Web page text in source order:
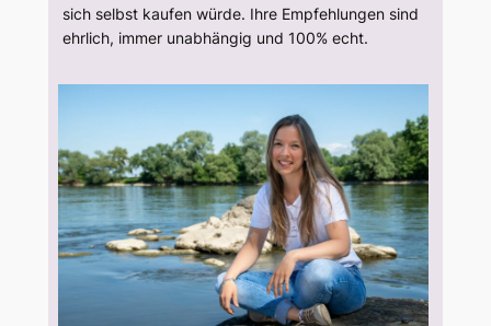
sich selbst kaufen würde. Ihre Empfehlungen sind
ehrlich, immer unabhängig und 100% echt.